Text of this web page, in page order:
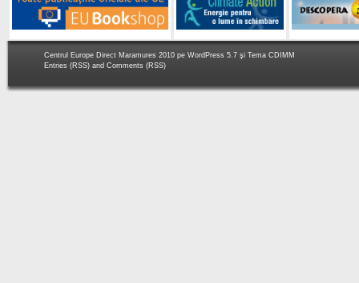
Centrul Europe Direct Maramures 2010 pe WordPress 5.7 şi Tema CDIMM
Entries (RSS) and Comments (RSS)